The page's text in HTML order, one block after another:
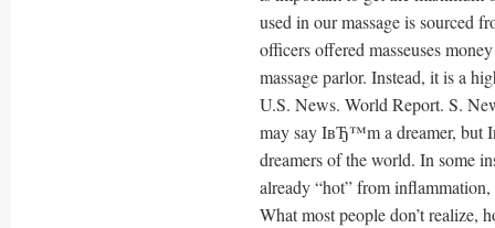
used in our massage is sourced
officers offered masseuses
massage parlor. Instead, it is a
U.S. News. World Report. S.
may say IвЂ™m a dreamer, but
dreamers of the world. In some
already “hot” from
What most people don’t realize,